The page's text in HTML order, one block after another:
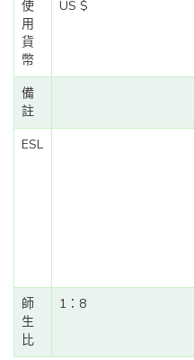
使
用
貨
幣
US $
備
註
ESL
師
生
比
1：8